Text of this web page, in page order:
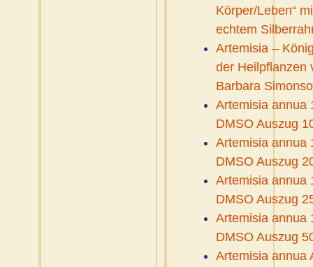
Körper/Leben“
echtem
Artemisia –
der Heilpflanzen
Barbara
Artemisia annua
DMSO Auszug
Artemisia annua
DMSO Auszug
Artemisia annua
DMSO Auszug
Artemisia annua
DMSO Auszug
Artemisia annua